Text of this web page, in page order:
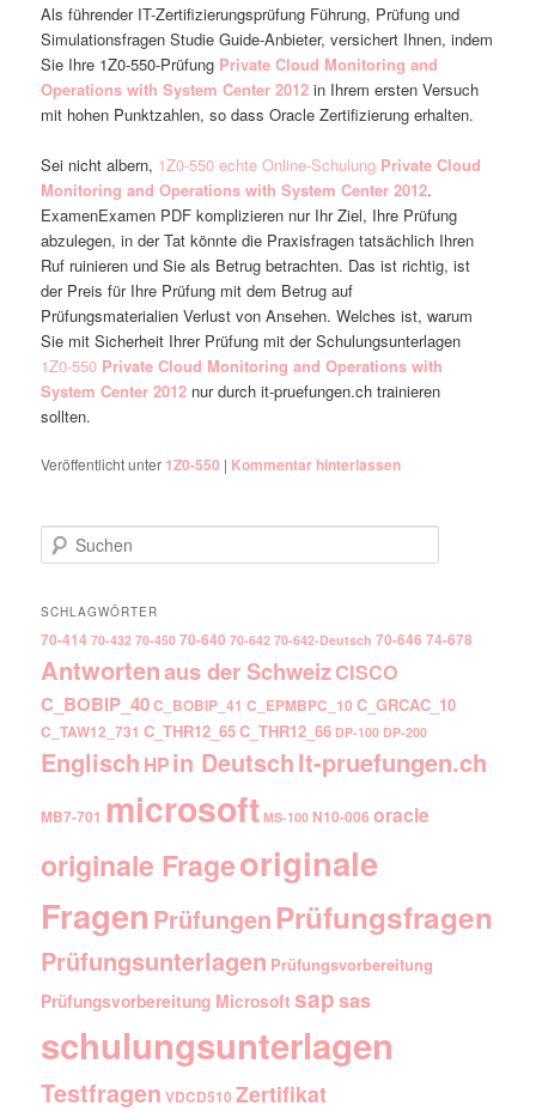
Als führender IT-Zertifizierungsprüfung Führung, Prüfung und
Simulationsfragen Studie Guide-Anbieter, versichert Ihnen, indem
Sie Ihre 1Z0-550-Prüfung Private Cloud Monitoring and
Operations with System Center 2012 in Ihrem ersten Versuch
mit hohen Punktzahlen, so dass Oracle Zertifizierung erhalten.
Sei nicht albern, 1Z0-550 echte Online-Schulung Private Cloud
Monitoring and Operations with System Center 2012.
ExamenExamen PDF komplizieren nur Ihr Ziel, Ihre Prüfung
abzulegen, in der Tat könnte die Praxisfragen tatsächlich Ihren
Ruf ruinieren und Sie als Betrug betrachten. Das ist richtig, ist
der Preis für Ihre Prüfung mit dem Betrug auf
Prüfungsmaterialien Verlust von Ansehen. Welches ist, warum
Sie mit Sicherheit Ihrer Prüfung mit der Schulungsunterlagen
1Z0-550 Private Cloud Monitoring and Operations with
System Center 2012 nur durch it-pruefungen.ch trainieren
sollten.
Veröffentlicht unter 1Z0-550 | Kommentar hinterlassen
Suchen
SCHLAGWÖRTER
70-414 70-432 70-450 70-640 70-642 70-642-Deutsch 70-646 74-678
Antwortenaus der SchweizCISCO
C_BOBIP_40C_BOBIP_41 C_EPMBPC_10 C_GRCAC_10
C_TAW12_731 C_THR12_65C_THR12_66 DP-100 DP-200
Englisch HPin DeutschIt-pruefungen.ch
MB7-701 microsoft MS-100 N10-006 oracle
originale Frageoriginale
Fragen Prüfungen Prüfungsfragen
Prüfungsunterlagen Prüfungsvorbereitung
Prüfungsvorbereitung Microsoft sapsas
schulungsunterlagen
Testfragen VDCD510 Zertifikat